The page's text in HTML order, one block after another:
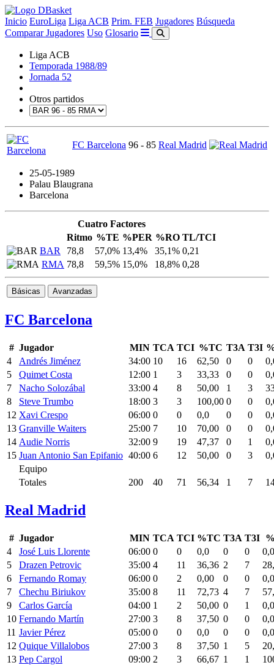
Inicio EuroLiga Liga ACB Prim. FEB Jugadores Búsqueda
Comparar Jugadores Uso Glosario
Liga ACB
Temporada 1988/89
Jornada 52
Otros partidos
FC Barcelona 96 - 85 Real Madrid
25-05-1989
Palau Blaugrana
Barcelona
Cuatro Factores
Ritmo %TE %PER %RO TL/TCI
BAR
78,8 57,0% 13,4% 35,1% 0,21
RMA 78,8 59,5% 15,0% 18,8% 0,28
Básicas Avanzadas
FC Barcelona
# Jugador MIN TCA TCI %TC T3A T3I
4
Andrés Jiménez 34:00 10 16 62,50 0 0
5
Quimet Costa 12:00 1 3 33,33 0 0
7
Nacho Solozábal 33:00 4 8 50,00 1 3
8
Steve Trumbo 18:00 3 3 100,00 0 0
12 Xavi Crespo 06:00 0 0 0,0 0 0
13 Granville Waiters 25:00 7 10 70,00 0 0
14 Audie Norris 32:00 9 19 47,37 0 1
15 Juan Antonio San Epifanio 40:00 6 12 50,00 0 3
Equipo
Totales
200 40 71 56,34 1 7
Real Madrid
# Jugador MIN TCA TCI %TC T3A T3I
4
José Luis Llorente 06:00 0 0 0,0 0 0
0,0
5
Drazen Petrovic 35:00 4 11 36,36 2 7
6
Fernando Romay 06:00 0 2 0,00 0 0
0,0
7
Chechu Biriukov 35:00 8 11 72,73 4 7
9
Carlos García 04:00 1 2 50,00 0 1
10 Fernando Martín 27:00 3 8 37,50 0 0
0,0
11 Javier Pérez 05:00 0 0 0,0 0 0
0,0
12 Quique Villalobos 27:00 3 8 37,50 1 5
13 Pep Cargol 09:00 2 3 66,67 1 1